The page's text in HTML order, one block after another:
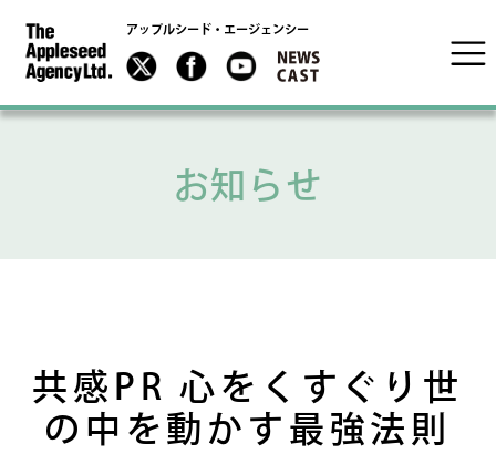
アップルシード・エージェンシー
お知らせ
共感PR 心をくすぐり世
の中を動かす最強法則